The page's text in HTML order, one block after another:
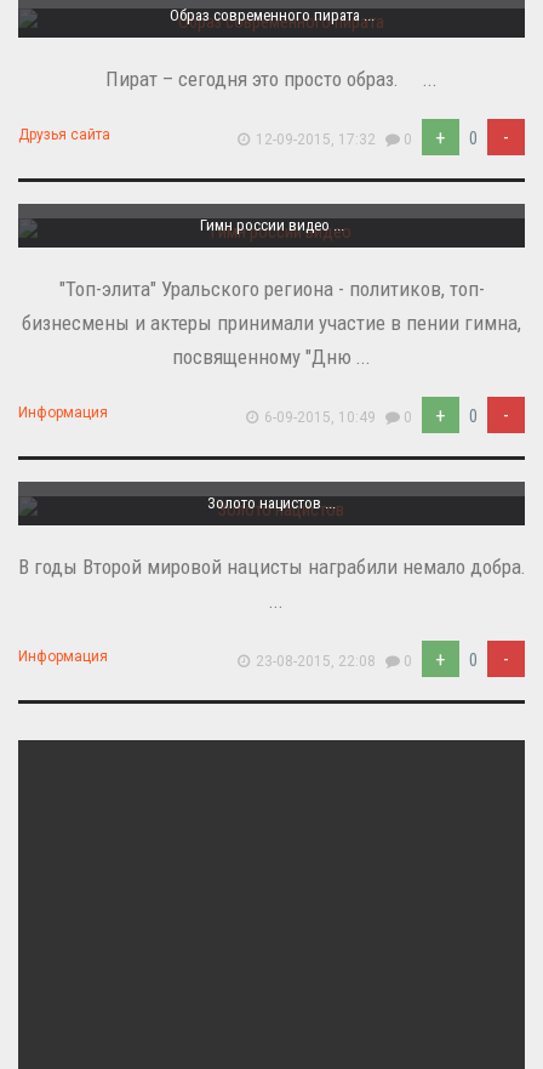
Образ современного пирата ...
Пират – сегодня это просто образ. ...
Друзья сайта 12-09-2015, 17:32 0 + 0 -
Гимн россии видео ...
"Топ-элита" Уральского региона - политиков, топ-
бизнесмены и актеры принимали участие в пении гимна,
посвященному "Дню ...
Информация 6-09-2015, 10:49 0 + 0 -
Золото нацистов ...
В годы Второй мировой нацисты награбили немало добра.
...
Информация 23-08-2015, 22:08 0 + 0 -